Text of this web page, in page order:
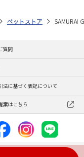
品 マット・床材（昆虫
ペットストア SAMURAI
質問
法に基づく表記について
案はこちら